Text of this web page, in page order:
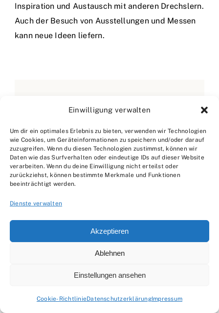
Einwilligung verwalten
Um dir ein optimales Erlebnis zu bieten, verwenden wir Technologien
wie Cookies, um Geräteinformationen zu speichern und/oder darauf
zuzugreifen. Wenn du diesen Technologien zustimmst, können wir
Daten wie das Surfverhalten oder eindeutige IDs auf dieser Website
verarbeiten. Wenn du deine Einwilligung nicht erteilst oder
zurückziehst, können bestimmte Merkmale und Funktionen
beeinträchtigt werden.
Dienste verwalten
Akzeptieren
Ablehnen
Einstellungen ansehen
Cookie-RichtlinieDatenschutzerklärungImpressum
Inspiration und Austausch mit anderen Drechslern.
Auch der Besuch von Ausstellungen und Messen
kann neue Ideen liefern.
About the Author:Simon Bergmann
Simon Bergmann ist
Zimmerermeister und
Fachautor für Holzbau und
Holzverarbeitung – von Dach und
Holzrahmenbau bis Treppen und
Innenholz. Er verbindet
Baustellenpraxis mit Planungstiefe und
erklärt Holz nicht als Trend, sondern als
konstruktives System mit klaren
Hinterlüftung und Holzschutz